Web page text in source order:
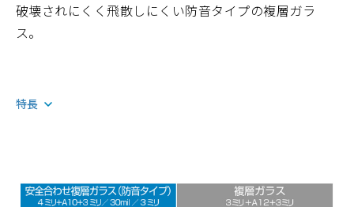
破壊されにくく飛散しにくい防音タイプの複層ガラ
ス。
特長